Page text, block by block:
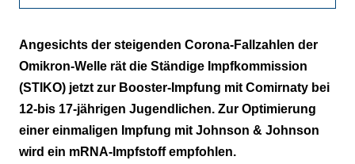
Risiko für schwere Impfnebenwirkungen sei
gering
Angesichts der steigenden Corona-Fallzahlen der
Omikron-Welle rät die Ständige Impfkommission
(STIKO) jetzt zur Booster-Impfung mit Comirnaty bei
12-bis 17-jährigen Jugendlichen. Zur Optimierung
einer einmaligen Impfung mit Johnson & Johnson
wird ein mRNA-Impfstoff empfohlen.